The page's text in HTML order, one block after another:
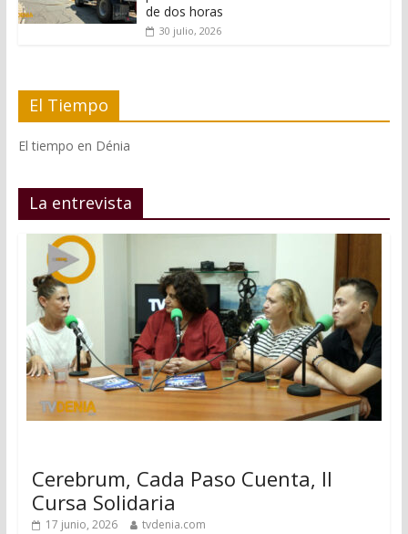
de dos horas
30 julio, 2026
El Tiempo
El tiempo en Dénia
La entrevista
Cerebrum, Cada Paso Cuenta, II
Cursa Solidaria
17 junio, 2026 tvdenia.com